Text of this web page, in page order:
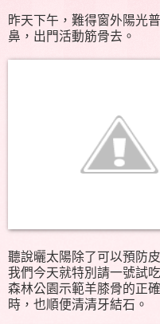
昨天下午，難得窗外陽光
鼻，出門活動筋骨去。
聽說曬太陽除了可以預防
我們今天就特別請一號試
森林公園示範羊膝骨的正
時，也順便清清牙結石。